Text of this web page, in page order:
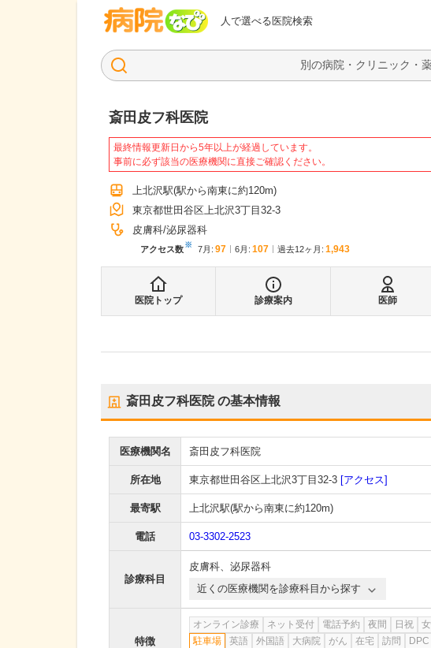
人で選べる医院検索
病院なび
斎田皮フ科医院
最終情報更新日から5年以上が経過しています。
事前に必ず該当の医療機関に直接ご確認ください。
上北沢駅(駅から南東に約120m)
東京都世田谷区上北沢3丁目32-3
皮膚科 泌尿器科
アクセス数※ 7月 : 97 6月 : 107 過去12ヶ月: 1,943
医院トップ 診療案内 医師
斎田皮フ科医院の基本情報
医療機関名 斎田皮フ科医院
所在地 東京都世田谷区上北沢3丁目32-3 [アクセス]
最寄駅 上北沢駅(駅から南東に約120m)
電話 03-3302-2523
診療科目
皮膚科、 泌尿器科
近くの医療機関を診療科目から探す
特徴
オンライン診療 ネット受付 電話予約 夜間 日祝
駐車場
英語 外国語 大病院 がん 在宅 訪問 DPC